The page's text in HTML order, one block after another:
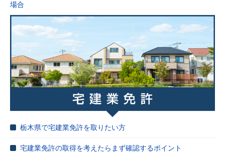
場合
栃木県で宅建業免許を取りたい方
宅建業免許の取得を考えたらまず確認するポイント